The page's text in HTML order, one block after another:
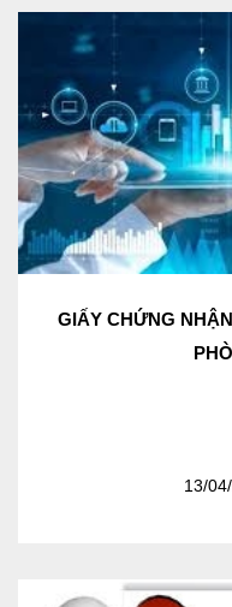
GIẤY CHỨNG
13/